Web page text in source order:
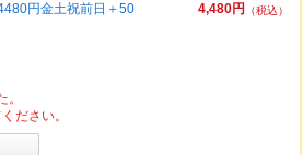
4,480円
（税込）
円金土祝前日＋50
ださい。